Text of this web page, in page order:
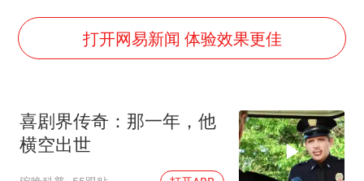
猫咪过火把节被抹成黑猫
BLG经理辟谣Bin离队
云南一男子胃中取出180颗铁钉
曹颖儿子首次演长剧
打开网易新闻 体验效果更佳
喜剧界传奇：那一年，他
横空出世